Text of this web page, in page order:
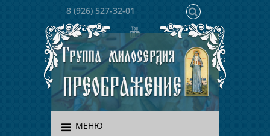
8 (926) 527-32-01
МЕНЮ